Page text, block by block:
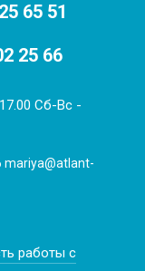
65 51
25 66
Сб-Вс -
mariya@atlant-
работы с